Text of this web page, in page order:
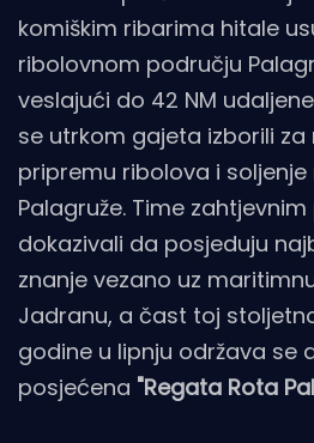
komiškim ribarima hitale
ribolovnom području
veslajući do 42 NM
se utrkom gajeta izborili za
pripremu ribolova i
Palagruže. Time
dokazivali da posjeduju
znanje vezano uz
Jadranu, a čast toj
godine u lipnju održava se
posjećena "Regata Rota